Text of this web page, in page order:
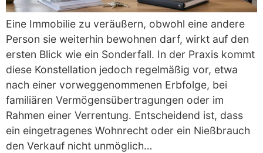
Eine Immobilie zu veräußern, obwohl eine andere
Person sie weiterhin bewohnen darf, wirkt auf den
ersten Blick wie ein Sonderfall. In der Praxis kommt
diese Konstellation jedoch regelmäßig vor, etwa
nach einer vorweggenommenen Erbfolge, bei
familiären Vermögensübertragungen oder im
Rahmen einer Verrentung. Entscheidend ist, dass
ein eingetragenes Wohnrecht oder ein Nießbrauch
den Verkauf nicht unmöglich…